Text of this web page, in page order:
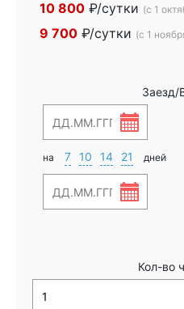
10 800 ₽/сутки (с 1
9 700 ₽/сутки (с 1
Заезд/
на 7 10 14 21 дней
Кол-во